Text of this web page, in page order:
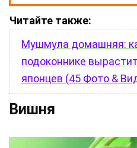
Читайте также:
Мушмула домашняя:
подоконнике
японцев (45 Фото &
Вишня